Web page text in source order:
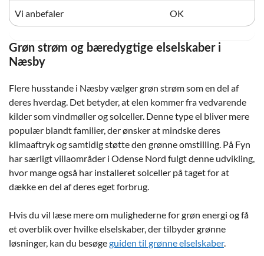
Vi anbefaler OK
Grøn strøm og bæredygtige elselskaber i
Næsby
Flere husstande i Næsby vælger grøn strøm som en del af
deres hverdag. Det betyder, at elen kommer fra vedvarende
kilder som vindmøller og solceller. Denne type el bliver mere
populær blandt familier, der ønsker at mindske deres
klimaaftryk og samtidig støtte den grønne omstilling. På Fyn
har særligt villaområder i Odense Nord fulgt denne udvikling,
hvor mange også har installeret solceller på taget for at
dække en del af deres eget forbrug.
Hvis du vil læse mere om mulighederne for grøn energi og få
et overblik over hvilke elselskaber, der tilbyder grønne
løsninger, kan du besøgeguiden til grønne elselskaber.